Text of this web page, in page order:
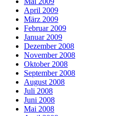
April 2009
März 2009
Februar 2009
Januar 2009
Dezember 2008
November 2008
Oktober 2008
September 2008
August 2008
Juli 2008
Juni 2008
Mai 2008